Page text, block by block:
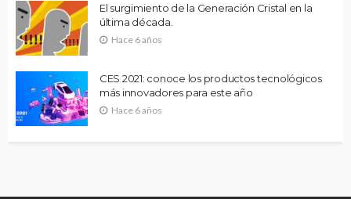
El surgimiento de la Generación Cristal en la
última década.
Hace 6 años
CES 2021: conoce los productos tecnológicos
más innovadores para este año
Hace 6 años